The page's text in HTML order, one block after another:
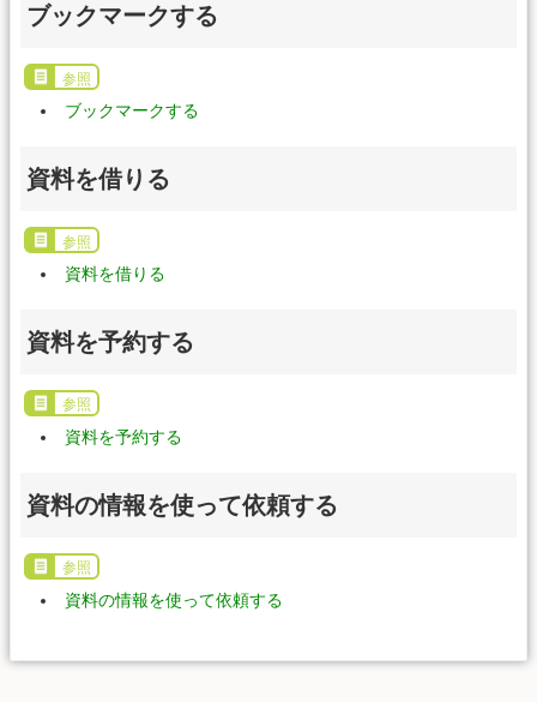
ブックマークする
参照
ブックマークする
資料を借りる
参照
資料を借りる
資料を予約する
参照
資料を予約する
資料の情報を使って依頼する
参照
資料の情報を使って依頼する